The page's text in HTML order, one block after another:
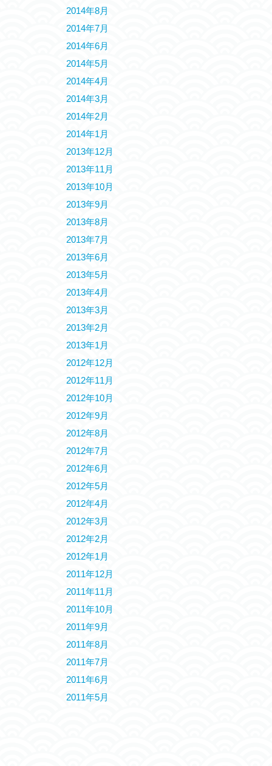
2014年8月
2014年7月
2014年6月
2014年5月
2014年4月
2014年3月
2014年2月
2014年1月
2013年12月
2013年11月
2013年10月
2013年9月
2013年8月
2013年7月
2013年6月
2013年5月
2013年4月
2013年3月
2013年2月
2013年1月
2012年12月
2012年11月
2012年10月
2012年9月
2012年8月
2012年7月
2012年6月
2012年5月
2012年4月
2012年3月
2012年2月
2012年1月
2011年12月
2011年11月
2011年10月
2011年9月
2011年8月
2011年7月
2011年6月
2011年5月